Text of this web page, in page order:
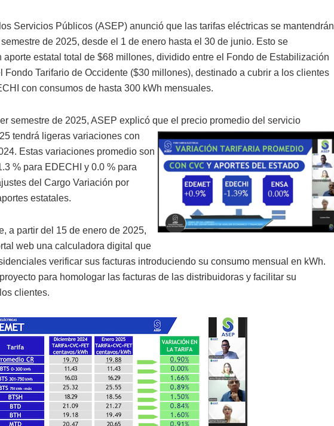
Servicios Públicos (ASEP) anunció que las tarifas eléctricas se mantendrán
de 2025, desde el 1 de enero hasta el 30 de junio. Esto se
aporte estatal total de $68 millones, dividido entre el Fondo de Estabilización
Fondo Tarifario de Occidente ($30 millones), destinado a cubrir a los clientes
con consumos de hasta 300 kWh mensuales.
semestre de 2025, ASEP explicó que el precio promedio del servicio
tendrá ligeras variaciones con
Estas variaciones promedio son
% para EDECHI y 0.0 % para
del Cargo Variación por
estatales.
a partir del 15 de enero de 2025,
web una calculadora digital que
verificar sus facturas introduciendo su consumo mensual en kWh.
para homologar las facturas de las distribuidoras y facilitar su
clientes.